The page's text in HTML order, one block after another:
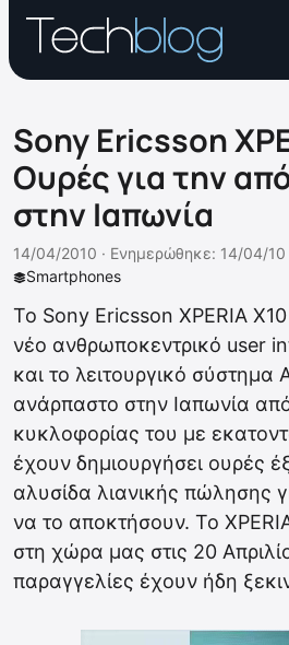
Sony Ericsson
Ουρές για την
στην Ιαπωνία
Smartphones
14/04/2010 · Ενημερώθηκε: 14/04/10
Το Sony Ericsson XPERIA
νέο ανθρωποκεντρικό user
και το λειτουργικό σύστημα
ανάρπαστο στην Ιαπωνία
κυκλοφορίας του με
έχουν δημιουργήσει ουρές
αλυσίδα λιανικής πώλησης
να το αποκτήσουν. To
στη χώρα μας στις 20
παραγγελίες έχουν ήδη